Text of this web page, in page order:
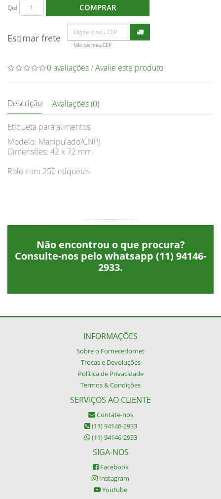
Qtd COMPRAR
Estimar frete
Não sei meu CEP
0 avaliações/Avalie este produto
Descrição Avaliações (0)
Etiqueta para alimentos
Modelo: Manipulado/CNPJ
Dimensões: 42 x 72 mm
Rolo com 250 etiquetas
Não encontrou o que procura?
Consulte-nos pelo whatsapp (11) 94146-
2933.
INFORMAÇÕES
Sobre o Fornecedornet
Trocas e Devoluções
Política de Privacidade
Termos & Condições
SERVIÇOS AO CLIENTE
Contate-nos
(11) 94146-2933
(11) 94146-2933
SIGA-NOS
Facebook
Instagram
Youtube